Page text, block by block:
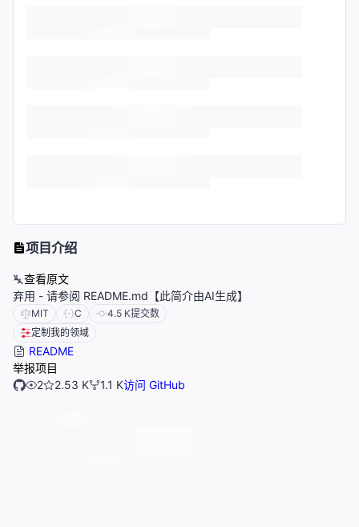
项目介绍
查看原文
弃用 - 请参阅 README.md【此简介由AI生成】
MIT C 4.5 K提交数
定制我的领域
README
举报项目
2
2.53 K 1.1 K访问 GitHub